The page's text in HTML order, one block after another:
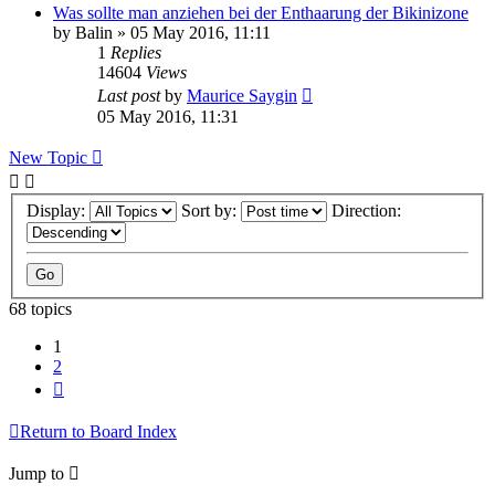
Was sollte man anziehen bei der Enthaarung der Bikinizone
by Balin » 05 May 2016, 11:11
1 Replies
14604 Views
Last postby Maurice Saygin
05 May 2016, 11:31
New Topic
Display: Sort by: Direction:
68 topics
1
2
Return to Board Index
Jump to